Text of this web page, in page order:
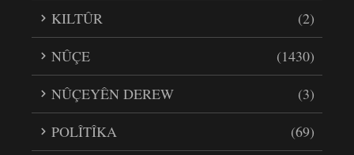
KILTÛR
(2)
NÛÇE
(1430)
NÛÇEYÊN DEREW
(3)
POLÎTÎKA
(69)